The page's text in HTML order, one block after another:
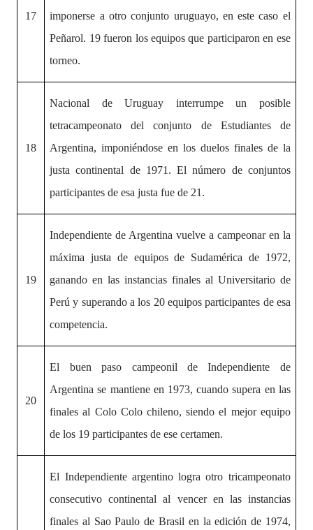
17
imponerse a otro conjunto uruguayo, en este caso el
Peñarol. 19 fueron los equipos que participaron en ese
torneo.
18
Nacional de Uruguay interrumpe un posible
tetracampeonato del conjunto de Estudiantes de
Argentina, imponiéndose en los duelos finales de la
justa continental de 1971. El número de conjuntos
participantes de esa justa fue de 21.
19
Independiente de Argentina vuelve a campeonar en la
máxima justa de equipos de Sudamérica de 1972,
ganando en las instancias finales al Universitario de
Perú y superando a los 20 equipos participantes de esa
competencia.
20
El buen paso campeonil de Independiente de
Argentina se mantiene en 1973, cuando supera en las
finales al Colo Colo chileno, siendo el mejor equipo
de los 19 participantes de ese certamen.
El Independiente argentino logra otro tricampeonato
consecutivo continental al vencer en las instancias
finales al Sao Paulo de Brasil en la edición de 1974,